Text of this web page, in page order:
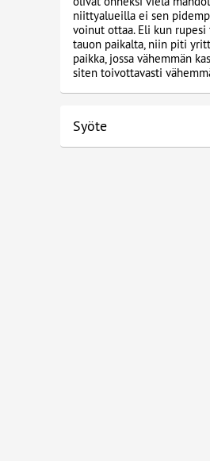
niittyalueilla ei sen
voinut ottaa. Eli kun rupesi
tauon paikalta, niin piti
paikka, jossa vähemmän
siten toivottavasti
Syöte